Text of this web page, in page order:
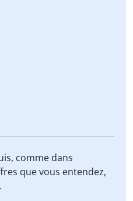
comme dans
que vous entendez,